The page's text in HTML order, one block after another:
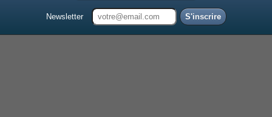
Newsletter S'inscrire